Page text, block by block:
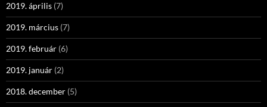
2019. április (7)
2019. március (7)
2019. február (6)
2019. január (2)
2018. december (5)